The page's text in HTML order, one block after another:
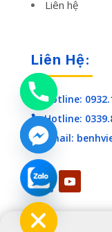
Liên hệ
Liên Hệ:
 Hotline:
 Hotline:
 Email:
Hide
chaty